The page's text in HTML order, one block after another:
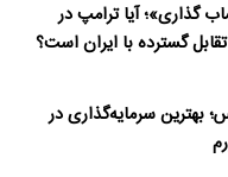
گذاری»؛ آیا ترامپ در
گسترده با ایران است؟
بهترین سرمایه‌گذاری در